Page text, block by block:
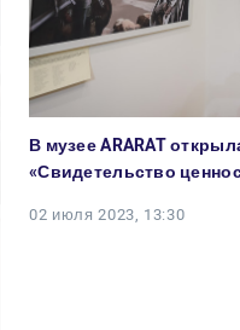
В музее ARARAT
«Свидетельство
02 июля 2023, 13:30